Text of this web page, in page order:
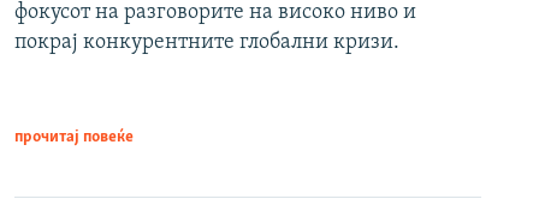
фокусот на разговорите на високо ниво и
покрај конкурентните глобални кризи.
прочитај повеќе